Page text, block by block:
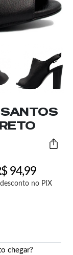
94,99
no PIX
chegar?